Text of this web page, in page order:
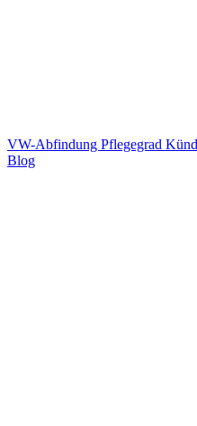
VW-Abfindung Pflegegrad
Blog